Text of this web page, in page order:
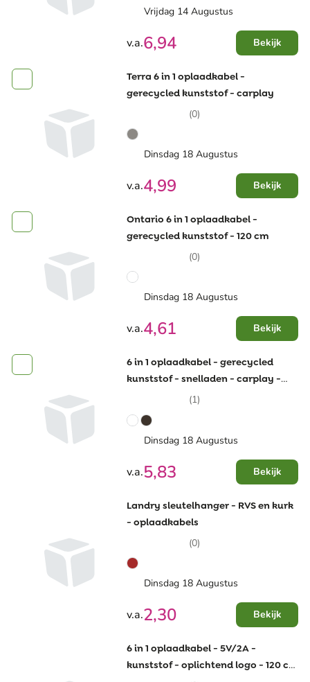
Vrijdag 14 Augustus
v.a.6,94 Bekijk
Terra 6 in 1 oplaadkabel -
gerecycled kunststof - carplay
(0)
Dinsdag 18 Augustus
v.a.4,99 Bekijk
Ontario 6 in 1 oplaadkabel -
gerecycled kunststof - 120 cm
(0)
Dinsdag 18 Augustus
v.a.4,61 Bekijk
6 in 1 oplaadkabel - gerecycled
kunststof - snelladen - carplay -
(1)
Dinsdag 18 Augustus
v.a.5,83 Bekijk
Landry sleutelhanger - RVS en kurk
- oplaadkabels
(0)
Dinsdag 18 Augustus
v.a.2,30 Bekijk
6 in 1 oplaadkabel - 5V/2A -
kunststof - oplichtend logo - 120 cm